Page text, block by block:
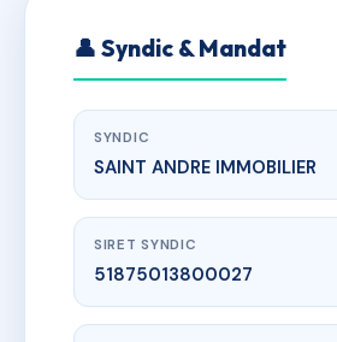
👤 Syndic & Mandat
SYNDIC
SAINT ANDRE IMMOBILIER
SIRET SYNDIC
51875013800027